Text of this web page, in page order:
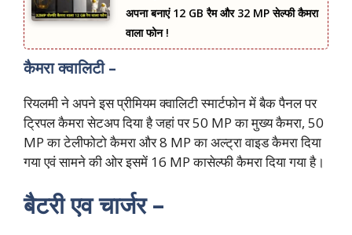
अपना बनाएं 12 GB रैम और 32 MP सेल्फी कैमरा
वाला फोन !
कैमरा क्वालिटी –
रियलमी ने अपने इस प्रीमियम क्वालिटी स्मार्टफोन में बैक पैनल पर
ट्रिपल कैमरा सेटअप दिया है जहां पर 50 MP का मुख्य कैमरा, 50
MP का टेलीफोटो कैमरा और 8 MP का अल्ट्रा वाइड कैमरा दिया
गया एवं सामने की ओर इसमें 16 MP कासेल्फी कैमरा दिया गया है।
बैटरी एव चार्जर –